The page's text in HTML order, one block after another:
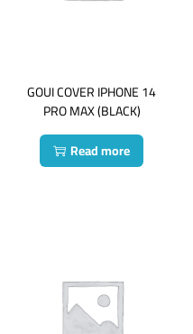
GOUI COVER IPHONE 14
PRO MAX (BLACK)
Read more